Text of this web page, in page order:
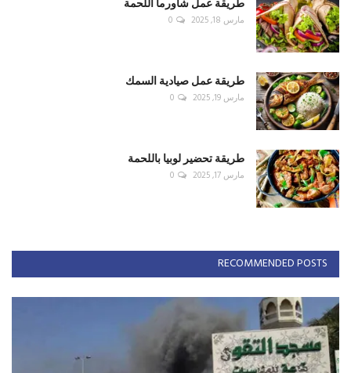
مارس 18, 2025 0
طريقة عمل صيادية السمك
مارس 19, 2025 0
طريقة تحضير لوبيا باللحمة
مارس 17, 2025 0
RECOMMENDED POSTS